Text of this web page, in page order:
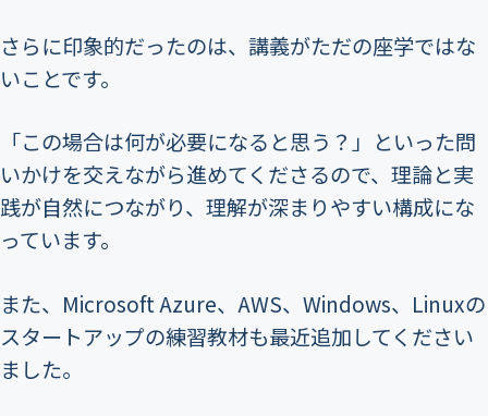
さらに印象的だったのは、講義がただの座学ではな
いことです。
「この場合は何が必要になると思う？」といった問
いかけを交えながら進めてくださるので、理論と実
践が自然につながり、理解が深まりやすい構成にな
っています。
また、Microsoft Azure、AWS、Windows、Linuxの
スタートアップの練習教材も最近追加してください
ました。